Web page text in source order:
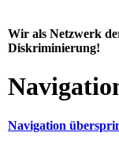
Wir als Netzwerk
Diskriminierung!
Navigation